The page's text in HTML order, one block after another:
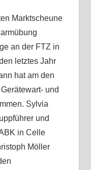
Marktscheune
an der FTZ in
letztes Jahr
hat am den
und
Sylvia
und
in Celle
Möller